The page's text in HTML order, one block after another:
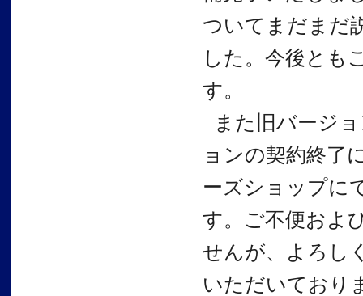
ついてまだまだ
した。今後とも
す。
また旧バージ
ョンの契約終了
ーズショップに
す。ご不便およ
せんが、よろし
いただいており